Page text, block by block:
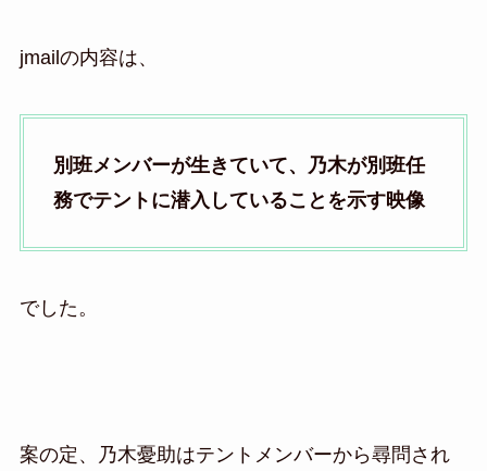
jmailの内容は、
別班メンバーが生きていて、乃木が別班任
務でテントに潜入していることを示す映像
でした。
案の定、乃木憂助はテントメンバーから尋問され